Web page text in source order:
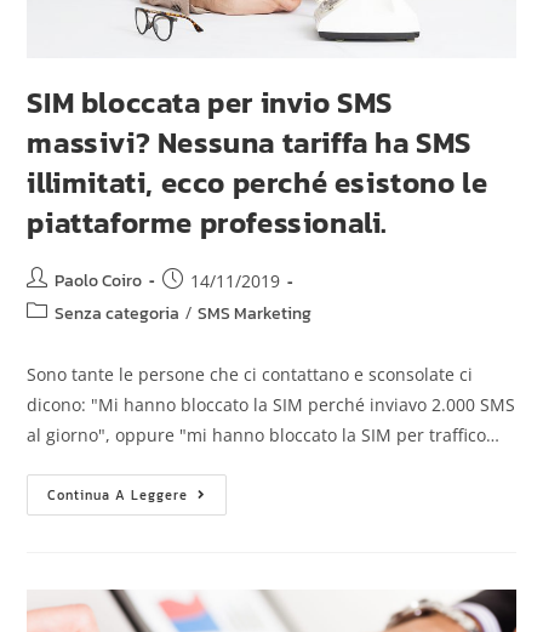
SIM bloccata per invio SMS
massivi? Nessuna tariffa ha SMS
illimitati, ecco perché esistono le
piattaforme professionali.
Paolo Coiro 14/11/2019
Senza categoria / SMS Marketing
Sono tante le persone che ci contattano e sconsolate ci
dicono: "Mi hanno bloccato la SIM perché inviavo 2.000 SMS
al giorno", oppure "mi hanno bloccato la SIM per traffico…
Continua A Leggere